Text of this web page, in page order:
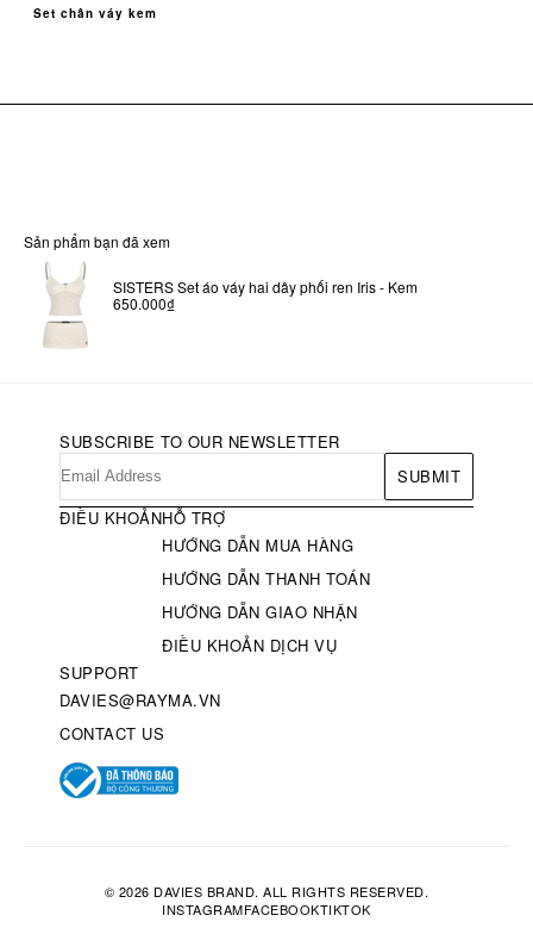
Set chân váy kem
Sản phẩm bạn đã xem
SISTERS Set áo váy hai dây phối ren Iris - Kem
650.000₫
SUBSCRIBE TO OUR NEWSLETTER
SUBMIT
ĐIỀU KHOẢNHỖ TRỢ
HƯỚNG DẪN MUA HÀNG
HƯỚNG DẪN THANH TOÁN
HƯỚNG DẪN GIAO NHẬN
ĐIỀU KHOẢN DỊCH VỤ
SUPPORT
DAVIES@RAYMA.VN
CONTACT US
© 2026 DAVIES BRAND. ALL RIGHTS RESERVED.
INSTAGRAMFACEBOOKTIKTOK